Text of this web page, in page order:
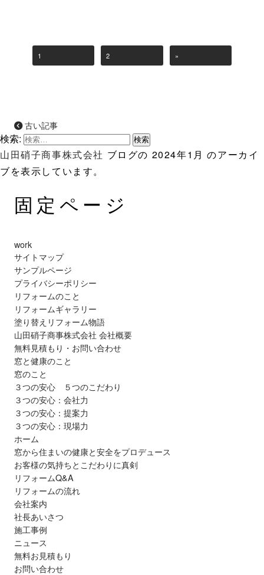
1 2 »
古い記事
検索:
山田硝子商事株式会社 ブログの 2024年1月 のアーカイ
ブを表示しています。
固定ページ
work
サイトマップ
サンプルページ
プライバシーポリシー
リフォームのこと
リフォームギャラリー
塗り替えリフォーム物語
山田硝子商事株式会社 会社概要
無料見積もり・お問い合わせ
窓と健康のこと
窓のこと
３つの安心 ５つのこだわり
３つの安心：会社力
３つの安心：提案力
３つの安心：現場力
ホーム
窓から住まいの健康と安全をプロデュース
お客様の気持ちとこだわりに真剣
リフォームQ&A
リフォームの流れ
会社案内
社長あいさつ
施工事例
ニュース
無料お見積もり
お問い合わせ